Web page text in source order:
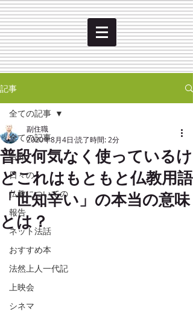
記事
全ての記事
告知
日々の
仏教についての
報告
ネット法話
おすすめ本
法然上人一代記
上映会
シネマ
全ての記事
普段何気なく使っているけ
どこれはもともと仏教用語
「世知辛い」の本当の意味
とは？
副住職
2020年8月4日 読了時間: 2分